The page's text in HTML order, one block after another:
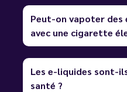
Peut-on vapoter des
avec une cigarette
Les e-liquides sont-
santé ?